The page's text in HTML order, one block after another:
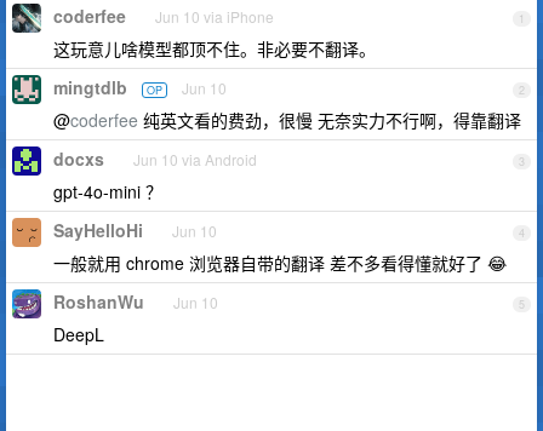
1
coderfee Jun 10 via iPhone
这玩意儿啥模型都顶不住。非必要不翻译。
2
mingtdlb OP Jun 10
@coderfee 纯英文看的费劲，很慢 无奈实力不行啊，得靠翻译
3
docxs Jun 10 via Android
gpt-4o-mini ？
4
SayHelloHi Jun 10
一般就用 chrome 浏览器自带的翻译 差不多看得懂就好了 😂
5
RoshanWu Jun 10
DeepL